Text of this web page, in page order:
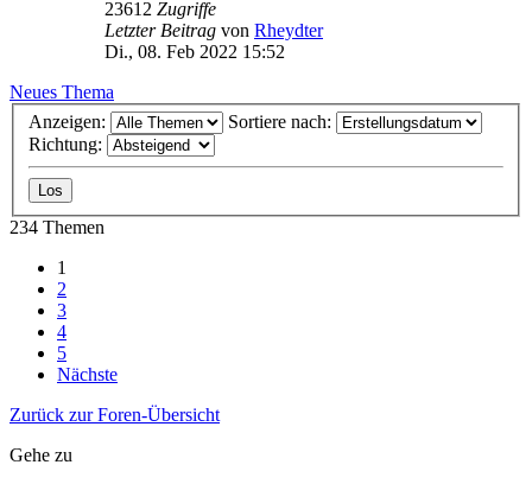
23612 Zugriffe
Letzter Beitrag von Rheydter
Di., 08. Feb 2022 15:52
Neues Thema
Anzeigen:
Sortiere nach:
Richtung:
234 Themen
1
2
3
4
5
Nächste
Zurück zur Foren-Übersicht
Gehe zu